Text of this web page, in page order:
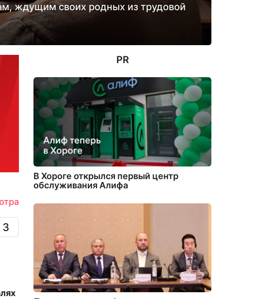
ждущим своих родных из трудовой
3
PR
В Хороге открылся первый центр
обслуживания Алифа